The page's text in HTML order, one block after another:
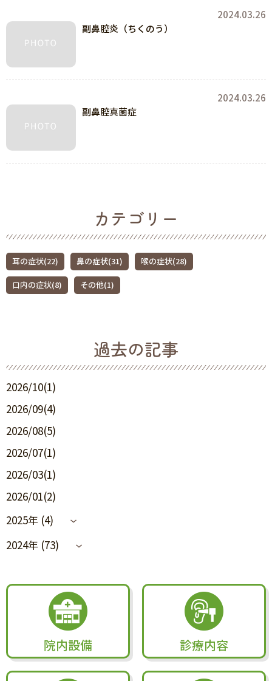
2024.03.26
副鼻腔炎（ちくのう）
2024.03.26
副鼻腔真菌症
カテゴリー
耳の症状(22) 鼻の症状(31) 喉の症状(28)
口内の症状(8) その他(1)
過去の記事
2026/10(1)
2026/09(4)
2026/08(5)
2026/07(1)
2026/03(1)
2026/01(2)
2025年 (4)
2024年 (73)
院内設備 診療内容